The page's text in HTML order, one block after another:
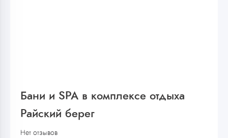
Бани и SPA в комплексе отдыха
Райский берег
Нет отзывов